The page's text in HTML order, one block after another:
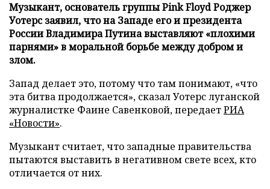
Музыкант, основатель группы Pink Floyd Роджер
Уотерс заявил, что на Западе его и президента
России Владимира Путина выставляют «плохими
парнями» в моральной борьбе между добром и
злом.
Запад делает это, потому что там понимают, «что
эта битва продолжается», сказал Уотерс луганской
журналистке Фаине Савенковой, передаетРИА
«Новости».
Музыкант считает, что западные правительства
пытаются выставить в негативном свете всех, кто
отличается от них.